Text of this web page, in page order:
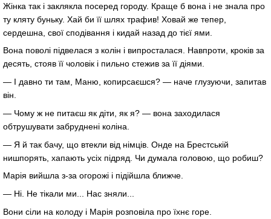
Жінка так і заклякла посеред городу. Краще б вона і не знала про
ту кляту буньку. Хай би її шлях трафив! Ховай же тепер,
сердешна, свої сподівання і кидай назад до тієї ями.
Вона поволі підвелася з колін і випросталася. Навпроти, кроків за
десять, стояв її чоловік і пильно стежив за її діями.
— І давно ти там, Маню, копирсаєшся? — наче глузуючи, запитав
він.
— Чому ж не питаєш як діти, як я? — вона заходилася
обтрушувати забруднені коліна.
— Я й так бачу, що втекли від німців. Онде на Брестській
нишпорять, хапають усіх підряд. Чи думала головою, що робиш?
Марія вийшла з-за огорожі і підійшла ближче.
— Ні. Не тікали ми... Нас зняли...
Вони сіли на колоду і Марія розповіла про їхнє горе.